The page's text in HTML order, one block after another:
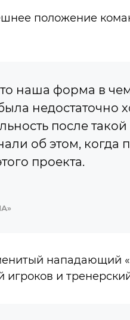
положение
наша форма в
недостаточно
после
об этом, когда
проекта.
нападающий
и